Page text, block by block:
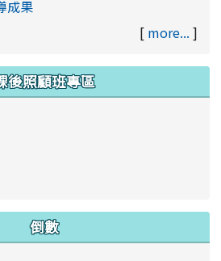
成果
[ more... ]
後照顧班專區
倒數